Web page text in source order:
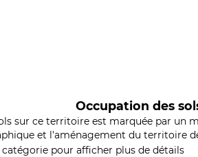
Occupation des
sur ce territoire est marquée par un
et l'aménagement du territoire
catégorie pour afficher plus de détails